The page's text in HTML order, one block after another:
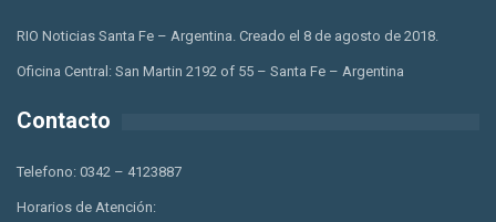
RIO Noticias Santa Fe – Argentina. Creado el 8 de agosto de 2018.
Oficina Central: San Martin 2192 of 55 – Santa Fe – Argentina
Contacto
Telefono: 0342 – 4123887
Horarios de Atención: